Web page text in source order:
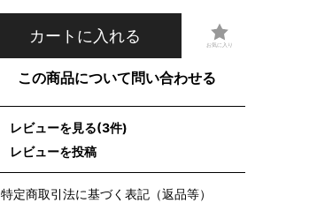
カートに入れる
この商品について問い合わせる
レビューを見る(3件)
レビューを投稿
特定商取引法に基づく表記（返品等）